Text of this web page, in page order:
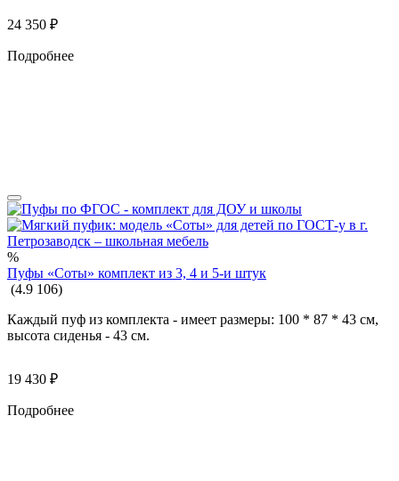
24 350 ₽
Подробнее
%
Пуфы «Соты» комплект из 3, 4 и 5-и штук
(4.9 106)
Каждый пуф из комплекта - имеет размеры: 100 * 87 * 43 см,
высота сиденья - 43 см.
19 430 ₽
Подробнее